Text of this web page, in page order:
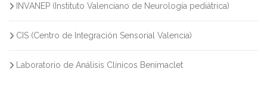
INVANEP (Instituto Valenciano de Neurología pediátrica)
CIS (Centro de Integración Sensorial Valencia)
Laboratorio de Análisis Clínicos Benimaclet